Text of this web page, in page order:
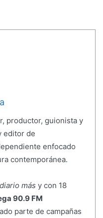
productor, guionista y
editor de
enfocado
contemporánea.
más y con 18
90.9 FM
parte de campañas